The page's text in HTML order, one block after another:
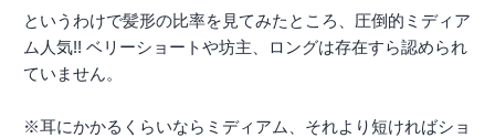
というわけで髪形の比率を見てみたところ、圧倒的ミディア
ム人気!! ベリーショートや坊主、ロングは存在すら認められ
ていません。
※耳にかかるくらいならミディアム、それより短ければショ